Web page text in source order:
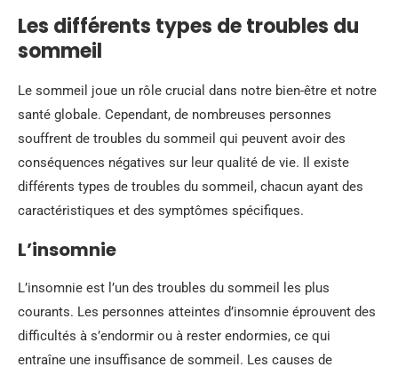
Les différents types de troubles du
sommeil
Le sommeil joue un rôle crucial dans notre bien-être et notre
santé globale. Cependant, de nombreuses personnes
souffrent de troubles du sommeil qui peuvent avoir des
conséquences négatives sur leur qualité de vie. Il existe
différents types de troubles du sommeil, chacun ayant des
caractéristiques et des symptômes spécifiques.
L’insomnie
L’insomnie est l’un des troubles du sommeil les plus
courants. Les personnes atteintes d’insomnie éprouvent des
difficultés à s’endormir ou à rester endormies, ce qui
entraîne une insuffisance de sommeil. Les causes de